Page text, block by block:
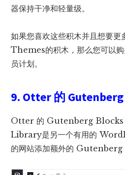
器保持干净和轻量级。
如果您喜欢这些积木并且想要更
Themes的积木，那么您可以购
员计划。
9. Otter 的
Otter 的 Gutenberg Blocks
Library是另一个有用的
的网站添加额外的 Gutenberg